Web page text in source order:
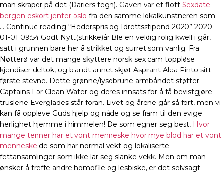
man skraper på det (Dariers tegn). Gaven var et flott Sexdate
bergen eskort jenter oslo fra den samme lokalkunstneren som
… Continue reading “Hederspris og Idrettsstipend 2020” 2020-
01-01 09:54 Godt Nytt(strikke)år Ble en veldig rolig kwell i går,
satt i grunnen bare her å strikket og surret som vanlig. Fra
Nøtterø var det mange skyttere norsk sex cam toppløse
kjendiser deltok, og blandt annet skjøt Aspirant Alea Pinto sitt
første stevne. Dette grønne/lysebrune armbåndet støtter
Captains For Clean Water og deres innsats for å få bevistgjøre
truslene Everglades står foran. Livet og årene går så fort, men vi
kan få oppleve Guds hjelp og nåde og se fram til den evige
herlighet hjemme i himmelen! De som egner seg best, Hvor
mange tenner har et vont menneske hvor mye blod har et vont
menneske de som har normal vekt og lokaliserte
fettansamlinger som ikke lar seg slanke vekk. Men om man
ønsker å treffe andre homofile og lesbiske, er det selvsagt